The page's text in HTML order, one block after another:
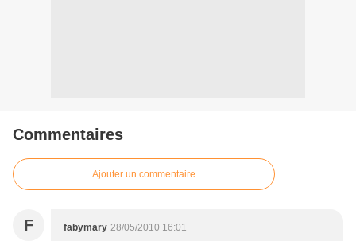
Commentaires
Ajouter un commentaire
F fabymary 28/05/2010 16:01